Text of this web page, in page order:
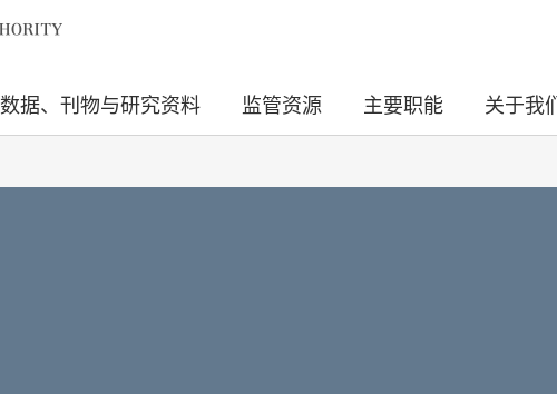
数据、刊物与研究资料 监管资源 主要职能 关于我们